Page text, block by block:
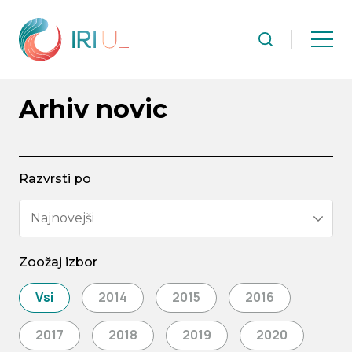
Arhiv novic
Razvrsti po
Najnovejši
Zoožaj izbor
Vsi 2014 2015 2016
2017 2018 2019 2020